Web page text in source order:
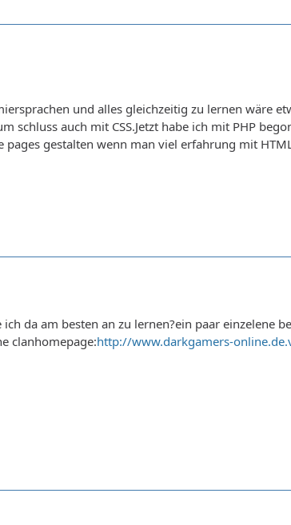
und alles gleichzeitig zu lernen wäre
schluss auch mit CSS.Jetzt habe ich mit PHP
pages gestalten wenn man viel erfahrung mit
da am besten an zu lernen?ein paar einzelene
clanhomepage:http://www.darkgamers-